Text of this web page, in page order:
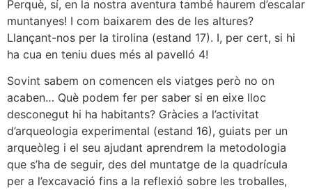
Perquè, sí, en la nostra aventura també haurem d’escalar
muntanyes! I com baixarem des de les altures?
Llançant-nos per la tirolina (estand 17). I, per cert, si hi
ha cua en teniu dues més al pavelló 4!
Sovint sabem on comencen els viatges però no on
acaben… Què podem fer per saber si en eixe lloc
desconegut hi ha habitants? Gràcies a l’activitat
d’arqueologia experimental (estand 16), guiats per un
arqueòleg i el seu ajudant aprendrem la metodologia
que s’ha de seguir, des del muntatge de la quadrícula
per a l’excavació fins a la reflexió sobre les troballes,